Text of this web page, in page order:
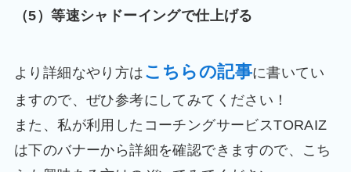
（5）等速シャドーイングで仕上げる
より詳細なやり方は こちらの記事に書いてい
ますので、ぜひ参考にしてみてください！
また、私が利用したコーチングサービスTORAIZ
は下のバナーから詳細を確認できますので、こち